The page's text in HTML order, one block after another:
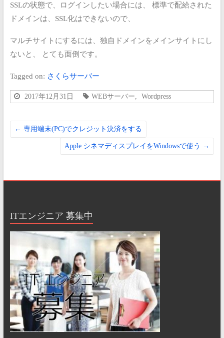
SSLの状態で、ログインしたい場合には、
標準で配給された
ドメインは、SSL化はできないので、
マルチサイトにするには、独自ドメインをメインサイトにし
ないと、
とても面倒です。
Tagged on: さくらサーバー
2017年12月31日 WEBサーバー Wordpress
← 専用端末(PC)でクレジット決済をする
Apple シネマディスプレイをWindowsで使う →
ITエンジニア 募集中